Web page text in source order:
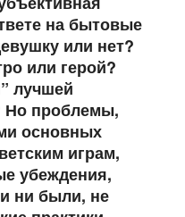
на бытовые
или нет?
или герой?
лучшей
Но проблемы,
основных
играм,
убеждения,
ни были, не